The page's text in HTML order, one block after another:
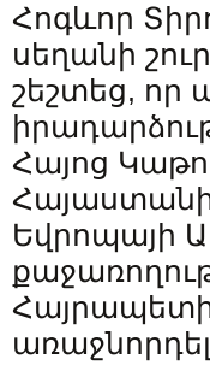
Հոգևոր
սեղանի
շեշտեց,
Հայոց
Եվրոպայի